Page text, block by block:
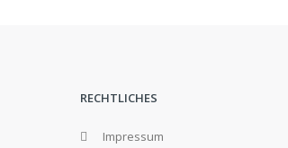
RECHTLICHES
Impressum